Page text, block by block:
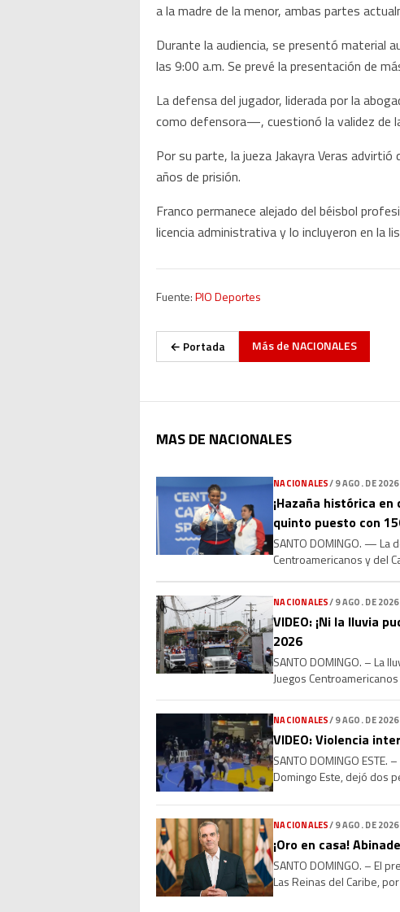
a la madre de la menor, ambas partes
Durante la audiencia, se presentó material
las 9:00 a.m. Se prevé la presentación de
La defensa del jugador, liderada por la
como defensora—, cuestionó la validez de
Por su parte, la jueza Jakayra Veras
años de prisión.
Franco permanece alejado del béisbol
licencia administrativa y lo incluyeron en la
Fuente:PIO Deportes
← Portada Más de NACIONALES
MAS DE NACIONALES
NACIONALES/9 AGO. DE 2026
¡Hazaña histórica
quinto puesto con
SANTO DOMINGO. — La
Centroamericanos y del
NACIONALES/9 AGO. DE 2026
VIDEO: ¡Ni la lluvia
2026
SANTO DOMINGO. – La
Juegos
NACIONALES/9 AGO. DE 2026
VIDEO: Violencia
SANTO DOMINGO
Domingo Este, dejó dos
NACIONALES/9 AGO. DE 2026
¡Oro en casa!
SANTO DOMINGO. – El
Las Reinas del Caribe,